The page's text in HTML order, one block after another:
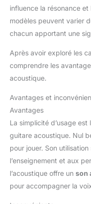
influence la résonance
modèles peuvent varier
chacun apportant une
Après avoir exploré les
comprendre les
acoustique.
Avantages et
Avantages
La simplicité d’usage est
guitare acoustique. Nul
pour jouer. Son
l’enseignement et aux
l’acoustique offre un son
pour accompagner la